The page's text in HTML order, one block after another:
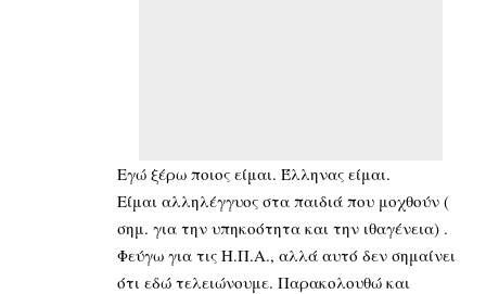
Εγώ ξέρω ποιος είμαι. Έλληνας είμαι.
Είμαι αλληλέγγυος στα παιδιά που μοχθούν (
σημ. για την υπηκοότητα και την ιθαγένεια) .
Φεύγω για τις Η.Π.Α., αλλά αυτό δεν σημαίνει
ότι εδώ τελειώνουμε. Παρακολουθώ και